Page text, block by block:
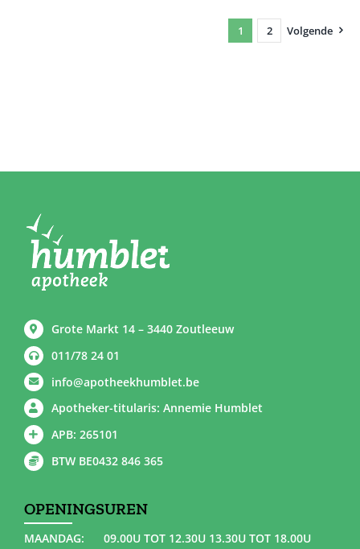
1 2 Volgende
Grote Markt 14 – 3440 Zoutleeuw
011/78 24 01
info@apotheekhumblet.be
Apotheker-titularis: Annemie Humblet
APB: 265101
BTW BE0432 846 365
OPENINGSUREN
MAANDAG:
09.00U TOT 12.30U 13.30U TOT 18.00U